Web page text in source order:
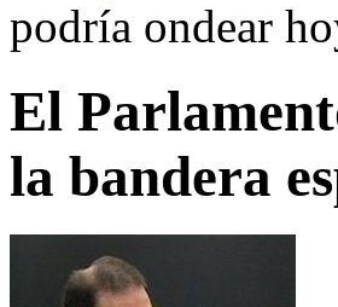
podría ondear
El
la bandera